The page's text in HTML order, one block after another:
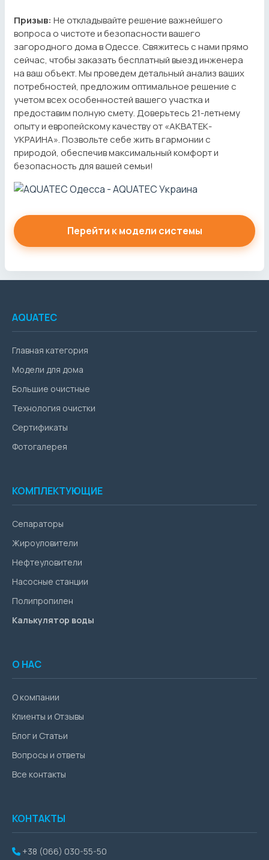
Призыв: Не откладывайте решение важнейшего
вопроса о чистоте и безопасности вашего
загородного дома в Одессе. Свяжитесь с нами прямо
сейчас, чтобы заказать бесплатный выезд инженера
на ваш объект. Мы проведем детальный анализ ваших
потребностей, предложим оптимальное решение с
учетом всех особенностей вашего участка и
предоставим полную смету. Доверьтесь 21-летнему
опыту и европейскому качеству от «АКВАТЕК-
УКРАИНА». Позвольте себе жить в гармонии с
природой, обеспечив максимальный комфорт и
безопасность для вашей семьи!
Перейти к модели системы
AQUATEC
Главная категория
Модели для дома
Большие очистные
Технология очистки
Сертификаты
Фотогалерея
КОМПЛЕКТУЮЩИЕ
Сепараторы
Жироуловители
Нефтеуловители
Насосные станции
Полипропилен
Калькулятор воды
О НАС
О компании
Клиенты и Отзывы
Блог и Статьи
Вопросы и ответы
Все контакты
КОНТАКТЫ
+38 (066) 030-55-50